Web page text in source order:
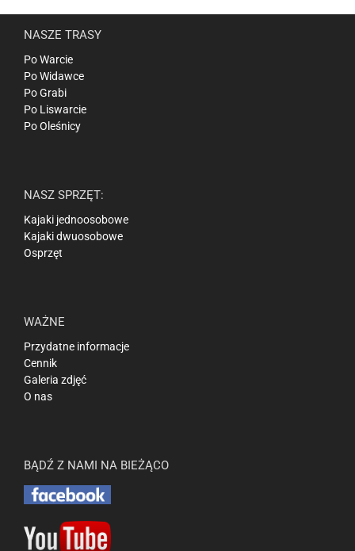
NASZE TRASY
Po Warcie
Po Widawce
Po Grabi
Po Liswarcie
Po Oleśnicy
NASZ SPRZĘT:
Kajaki jednoosobowe
Kajaki dwuosobowe
Osprzęt
WAŻNE
Przydatne informacje
Cennik
Galeria zdjęć
O nas
BĄDŹ Z NAMI NA BIEŻĄCO